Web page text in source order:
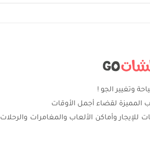
وتغيير الجو !
المميزة لقضاء أجمل الأوقات
للإيجار وأماكن الألعاب والمغامرات والرحلات